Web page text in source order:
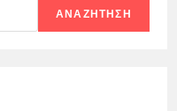
ΑΝΑΖΉΤΗΣΗ